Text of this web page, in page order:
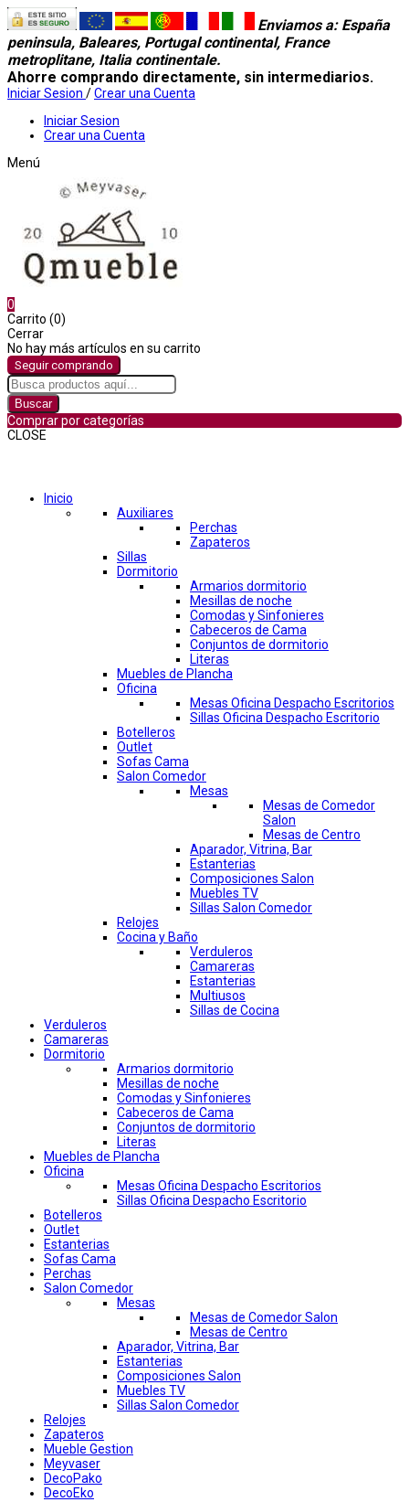
Enviamos a: España
peninsula, Baleares, Portugal continental, France
metroplitane, Italia continentale.
Ahorre comprando directamente, sin intermediarios.
Iniciar Sesion /Crear una Cuenta
Iniciar Sesion
Crear una Cuenta
Menú
0
Carrito (0)
Cerrar
No hay más artículos en su carrito
Seguir comprando
Buscar
Comprar por categorías
CLOSE
Inicio
Auxiliares
Perchas
Zapateros
Sillas
Dormitorio
Armarios dormitorio
Mesillas de noche
Comodas y Sinfonieres
Cabeceros de Cama
Conjuntos de dormitorio
Literas
Muebles de Plancha
Oficina
Mesas Oficina Despacho Escritorios
Sillas Oficina Despacho Escritorio
Botelleros
Outlet
Sofas Cama
Salon Comedor
Mesas
Mesas de Comedor
Salon
Mesas de Centro
Aparador, Vitrina, Bar
Estanterias
Composiciones Salon
Muebles TV
Sillas Salon Comedor
Relojes
Cocina y Baño
Verduleros
Camareras
Estanterias
Multiusos
Sillas de Cocina
Verduleros
Camareras
Dormitorio
Armarios dormitorio
Mesillas de noche
Comodas y Sinfonieres
Cabeceros de Cama
Conjuntos de dormitorio
Literas
Muebles de Plancha
Oficina
Mesas Oficina Despacho Escritorios
Sillas Oficina Despacho Escritorio
Botelleros
Outlet
Estanterias
Sofas Cama
Perchas
Salon Comedor
Mesas
Mesas de Comedor Salon
Mesas de Centro
Aparador, Vitrina, Bar
Estanterias
Composiciones Salon
Muebles TV
Sillas Salon Comedor
Relojes
Zapateros
Mueble Gestion
Meyvaser
DecoPako
DecoEko